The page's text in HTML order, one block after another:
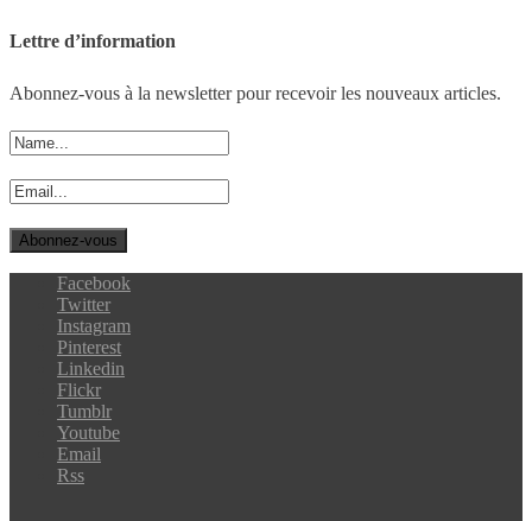
Lettre d’information
Abonnez-vous à la newsletter pour recevoir les nouveaux articles.
Facebook
Twitter
Instagram
Pinterest
Linkedin
Flickr
Tumblr
Youtube
Email
Rss